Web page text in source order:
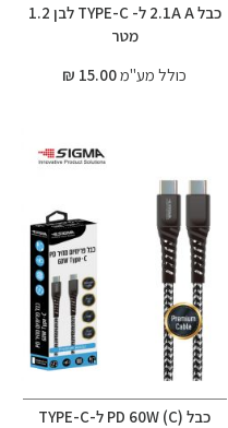
כבל 2.1A A ל- TYPE-C לבן 1.2
מטר
כולל מע"מ15.00 ₪
כבל (C) PD 60W ל-TYPE-C